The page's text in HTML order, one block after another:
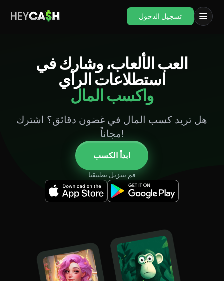
تسجيل الدخول
العب الألعاب، وشارك في
استطلاعات الرأي
واكسب المال
هل تريد كسب المال في غضون دقائق؟ اشترك
مجاناً!
ابدأ الكسب
قم بتنزيل تطبيقنا